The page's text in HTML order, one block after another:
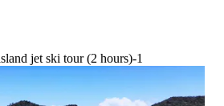
jet ski tour (2 hours)-1